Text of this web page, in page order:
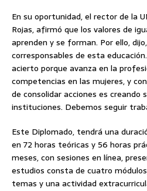
En su oportunidad, el rector de la
Rojas, afirmó que los valores de
aprenden y se forman. Por ello,
corresponsables de esta
acierto porque avanza en la
competencias en las mujeres, y
de consolidar acciones es creando
instituciones. Debemos seguir
Este Diplomado, tendrá una
en 72 horas teóricas y 56 horas
meses, con sesiones en línea,
estudios consta de cuatro
temas y una actividad